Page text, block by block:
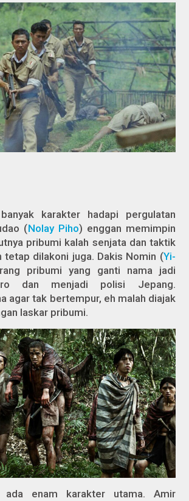
banyak karakter hadapi pergulatan
(Nolay Piho) enggan memimpin
pribumi kalah senjata dan taktik
tetap dilakoni juga. Dakis Nomin (Yi-
pribumi yang ganti nama jadi
dan menjadi polisi Jepang.
agar tak bertempur, eh malah diajak
laskar pribumi.
ada enam karakter utama. Amir